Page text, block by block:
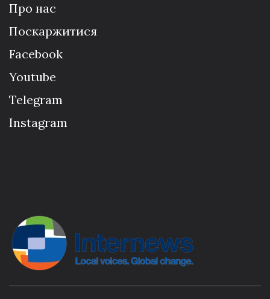
Про нас
Поскаржитися
Facebook
Youtube
Telegram
Instagram